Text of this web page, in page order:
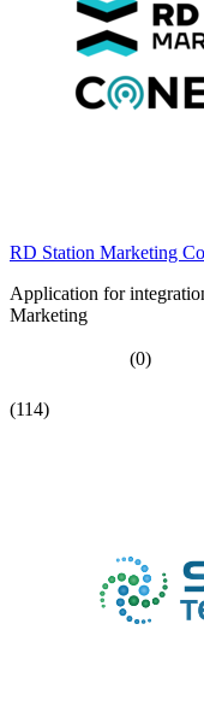
RD Station Marketing
Application for
Marketing
(0)
(114)